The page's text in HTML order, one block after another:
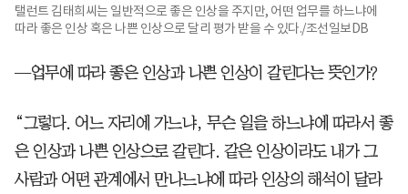
탤런트 김태희씨는 일반적으로 좋은 인상을 주지만, 어떤 업무를 하느냐에
따라 좋은 인상 혹은 나쁜 인상으로 달리 평가 받을 수 있다./조선일보DB
—업무에 따라 좋은 인상과 나쁜 인상이 갈린다는 뜻인가?
“그렇다. 어느 자리에 가느냐, 무슨 일을 하느냐에 따라서 좋
은 인상과 나쁜 인상으로 갈린다. 같은 인상이라도 내가 그
사람과 어떤 관계에서 만나느냐에 따라 인상의 해석이 달라